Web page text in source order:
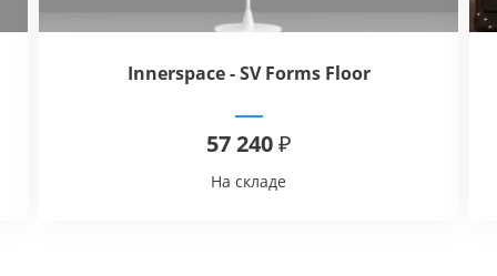
Innerspace - SV Forms Floor
57 240 ₽
На складе